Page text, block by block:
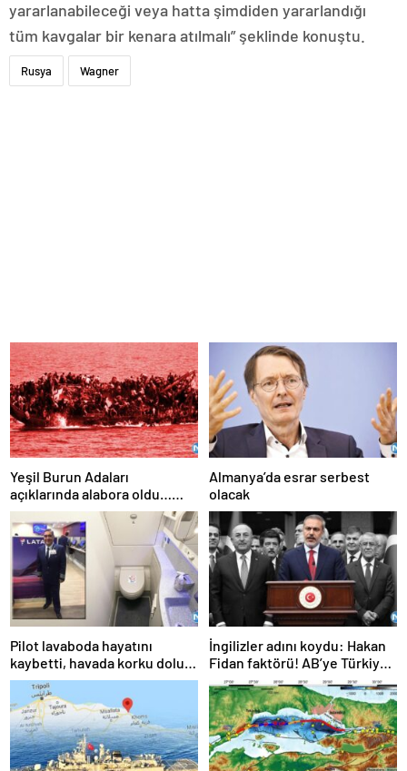
yararlanabileceği veya hatta şimdiden yararlandığı
tüm kavgalar bir kenara atılmalı” şeklinde konuştu.
Rusya Wagner
Yeşil Burun Adaları
açıklarında alabora oldu…
Göçmen teknesi faciası: 63
ölü
Almanya’da esrar serbest
olacak
Pilot lavaboda hayatını
kaybetti, havada korku dolu
anlar!
İngilizler adını koydu: Hakan
Fidan faktörü! AB’ye Türkiye
çağrısı: Hala geç değil